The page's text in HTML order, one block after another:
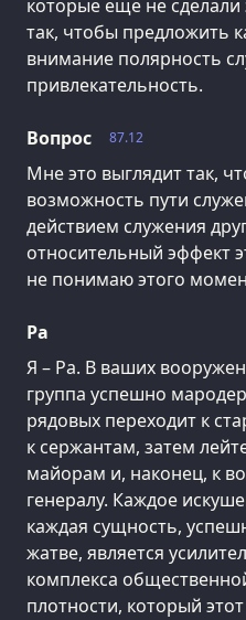
которые еще не
так, чтобы предложить
внимание полярность
привлекательность.
87.12
Вопрос
Мне это выглядит так,
возможность пути
действием служения
относительный эффект
не понимаю этого
Ра
Я – Ра. В ваших
группа успешно
рядовых переходит к
к сержантам, затем
майорам и, наконец, к
генералу. Каждое
каждая сущность,
жатве, является
комплекса
плотности, который